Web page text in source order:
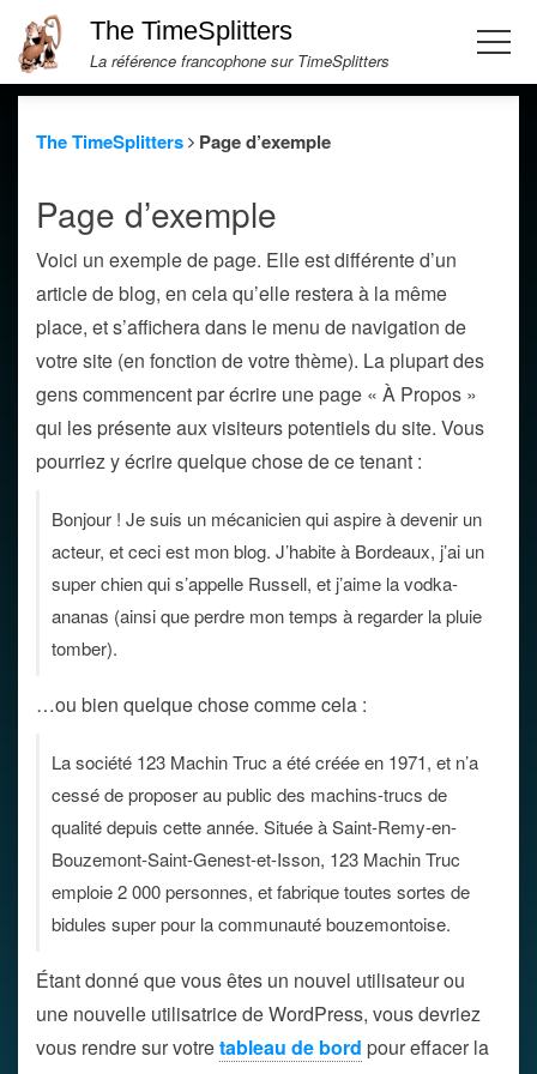
The TimeSplitters
La référence francophone sur TimeSplitters
The TimeSplitters Page d’exemple
Page d’exemple
Voici un exemple de page. Elle est différente d’un
article de blog, en cela qu’elle restera à la même
place, et s’affichera dans le menu de navigation de
votre site (en fonction de votre thème). La plupart des
gens commencent par écrire une page « À Propos »
qui les présente aux visiteurs potentiels du site. Vous
pourriez y écrire quelque chose de ce tenant :
Bonjour ! Je suis un mécanicien qui aspire à devenir un
acteur, et ceci est mon blog. J’habite à Bordeaux, j’ai un
super chien qui s’appelle Russell, et j’aime la vodka-
ananas (ainsi que perdre mon temps à regarder la pluie
tomber).
…ou bien quelque chose comme cela :
La société 123 Machin Truc a été créée en 1971, et n’a
cessé de proposer au public des machins-trucs de
qualité depuis cette année. Située à Saint-Remy-en-
Bouzemont-Saint-Genest-et-Isson, 123 Machin Truc
emploie 2 000 personnes, et fabrique toutes sortes de
bidules super pour la communauté bouzemontoise.
Étant donné que vous êtes un nouvel utilisateur ou
une nouvelle utilisatrice de WordPress, vous devriez
vous rendre sur votretableau de bord pour effacer la